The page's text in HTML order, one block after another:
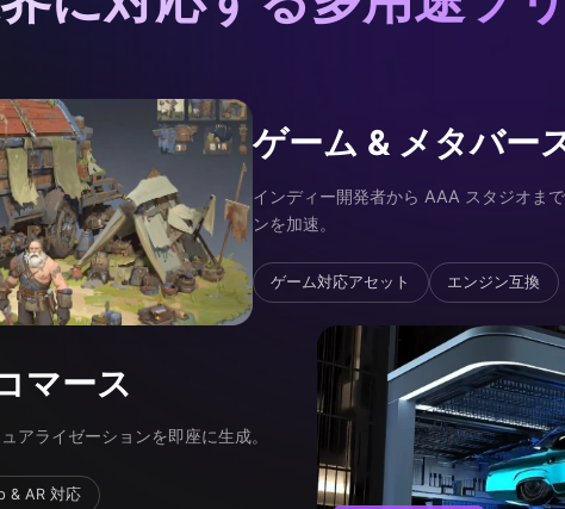
ゲーム & メタバー
インディー開発者から AAA スタジオま
ンを加速。
ゲーム対応アセット エンジン互換
マース
アライゼーションを即座に生成。
& AR 対応